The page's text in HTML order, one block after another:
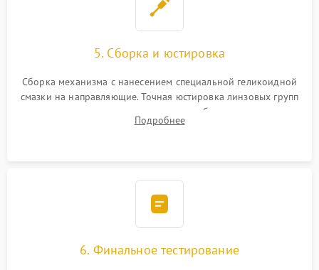
5. Сборка и юстировка
Сборка механизма с нанесением специальной геликоидной
смазки на направляющие. Точная юстировка линзовых групп
программным или механическим способом для устранения
бэк
Подробнее
6. Финальное тестирование